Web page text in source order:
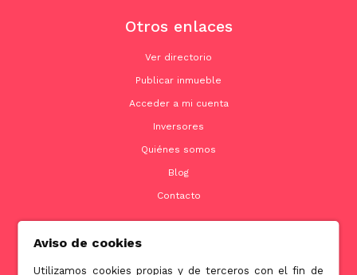
Otros enlaces
Ver directorio
Publicar inmueble
Acceder a mi cuenta
Inversores
Quiénes somos
Blog
Contacto
Contacto
Aviso de cookies
Utilizamos cookies propias y de terceros con el fin de